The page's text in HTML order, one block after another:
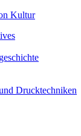
Drucktechniken